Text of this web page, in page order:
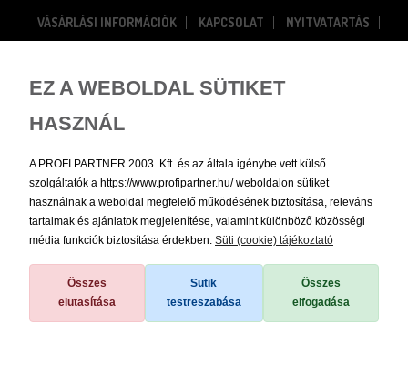
EZ A WEBOLDAL SÜTIKET
HASZNÁL
A PROFI PARTNER 2003. Kft. és az általa igénybe vett külső
szolgáltatók a https://www.profipartner.hu/ weboldalon sütiket
használnak a weboldal megfelelő működésének biztosítása, releváns
tartalmak és ajánlatok megjelenítése, valamint különböző közösségi
média funkciók biztosítása érdekben. Süti (cookie) tájékoztató
Összes
elutasítása
Sütik
testreszabása
Összes
elfogadása
VÁSÁRLÁSI INFORMÁCIÓK KAPCSOLAT
NYITVATARTÁS
Bejelentkezés Regisztráció
/ Kertépítési anyagok / Szakkönyvek